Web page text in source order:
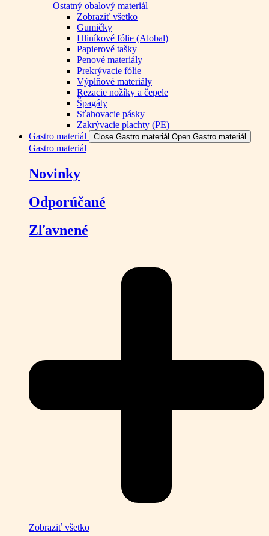
Ostatný obalový materiál
Zobraziť všetko
Gumičky
Hliníkové fólie (Alobal)
Papierové tašky
Penové materiály
Prekrývacie fólie
Výplňové materiály
Rezacie nožíky a čepele
Špagáty
Sťahovacie pásky
Zakrývacie plachty (PE)
Gastro materiál
Close Gastro materiál Open Gastro materiál
Gastro materiál
Novinky
Odporúčané
Zľavnené
Zobraziť všetko